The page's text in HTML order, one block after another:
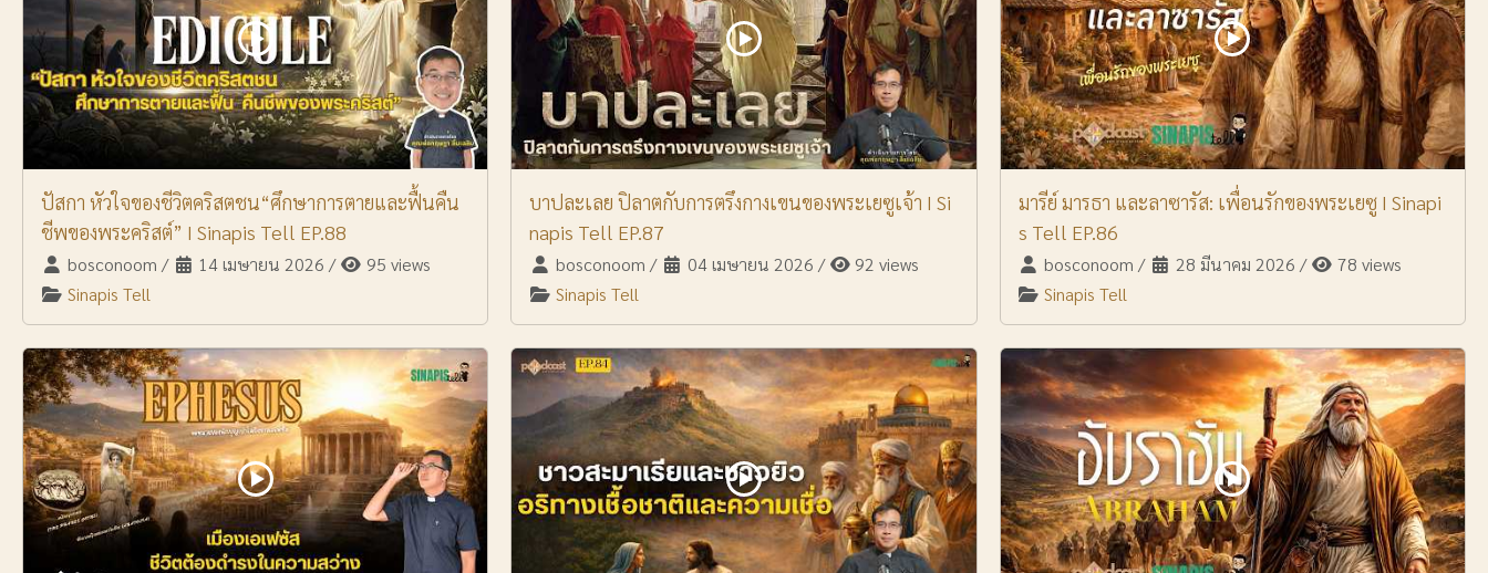
ปัสกา หัวใจของชีวิตคริสตชน“ศึกษาการตายและฟื้นคืน
ชีพของพระคริสต์” I Sinapis Tell EP.88
bosconoom / 14 เมษายน 2026 /
95 views
Sinapis Tell
บาปละเลย ปิลาตกับการตรึงกางเขนของพระเยซูเจ้า I Si
napis Tell EP.87
bosconoom / 04 เมษายน 2026 /
92 views
Sinapis Tell
มารีย์ มารธา และลาซารัส: เพื่อนรักของพระเยซู I Sinapi
s Tell EP.86
bosconoom / 28 มีนาคม 2026 /
78 views
Sinapis Tell